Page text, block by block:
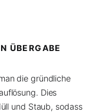
ÜBERGABE
die gründliche
Dies
und Staub, sodass